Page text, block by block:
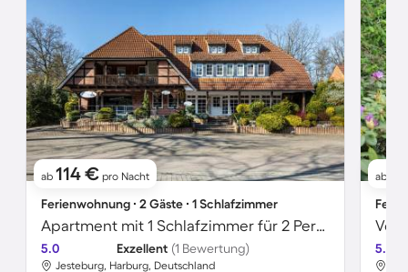
ab 114 € pro Nacht
Ferienwohnung ∙ 2 Gäste ∙ 1 Schlafzimmer
Apartment mit 1 Schlafzimmer für 2 Personen
5.0 Exzellent (1 Bewertung)
Jesteburg, Harburg, Deutschland
ab
5.0